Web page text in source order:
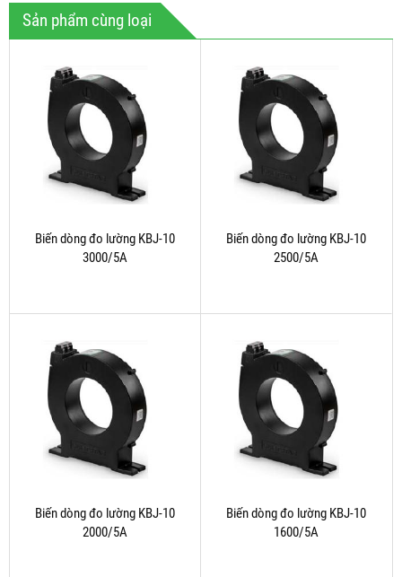
Sản phẩm cùng loại
Biến dòng đo lường KBJ-10
3000/5A
Biến dòng đo lường KBJ-10
2500/5A
Biến dòng đo lường KBJ-10
2000/5A
Biến dòng đo lường KBJ-10
1600/5A